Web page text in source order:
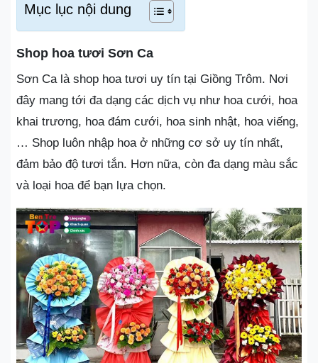
Mục lục nội dung
Shop hoa tươi Sơn Ca
Sơn Ca là shop hoa tươi uy tín tại Giồng Trôm. Nơi
đây mang tới đa dạng các dịch vụ như hoa cưới, hoa
khai trương, hoa đám cưới, hoa sinh nhật, hoa viếng,
… Shop luôn nhập hoa ở những cơ sở uy tín nhất,
đảm bảo độ tươi tắn. Hơn nữa, còn đa dạng màu sắc
và loại hoa để bạn lựa chọn.